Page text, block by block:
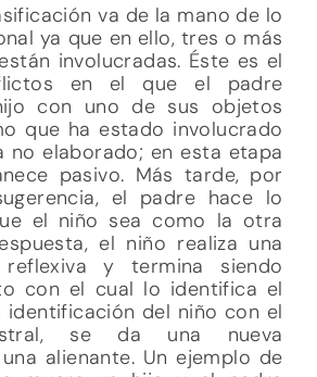
va de la mano de lo
ya que en ello, tres o más
involucradas. Éste es el
en el que el padre
con uno de sus objetos
que ha estado involucrado
no elaborado; en esta etapa
pasivo. Más tarde, por
el padre hace lo
el niño sea como la otra
el niño realiza una
reflexiva y termina siendo
con el cual lo identifica el
identificación del niño con el
se da una nueva
alienante. Un ejemplo de